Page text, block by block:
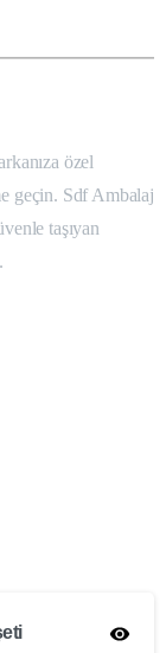
özel
geçin. Sdf Ambalaj
taşıyan